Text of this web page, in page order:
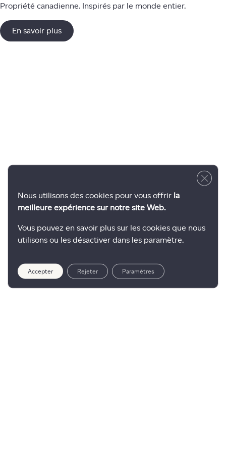
Propriété canadienne. Inspirés par le monde entier.
En savoir plus
Nous utilisons des cookies pour vous offrir la
meilleure expérience sur notre site Web.
Vous pouvez en savoir plus sur les cookies que nous
utilisons ou les désactiver dans les paramètre.
Accepter Rejeter Paramètres
Close